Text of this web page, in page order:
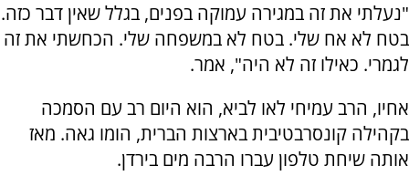
"נעלתי את זה במגירה עמוקה בפנים, בגלל שאין דבר כזה.
בטח לא אח שלי. בטח לא במשפחה שלי. הכחשתי את זה
לגמרי. כאילו זה לא היה", אמר.
אחיו, הרב עמיחי לאו לביא, הוא היום רב עם הסמכה
בקהילה קונסרבטיבית בארצות הברית, הומו גאה. מאז
אותה שיחת טלפון עברו הרבה מים בירדן.